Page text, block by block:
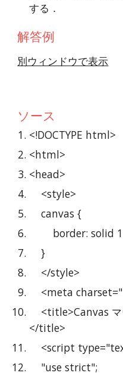
する．
解答例
別ウィンドウで表示
ソース
<!DOCTYPE html>
<html>
<head>
    <style>
    canvas {
border:
    }
    </style>
<meta
</title>
<script
    "use strict";